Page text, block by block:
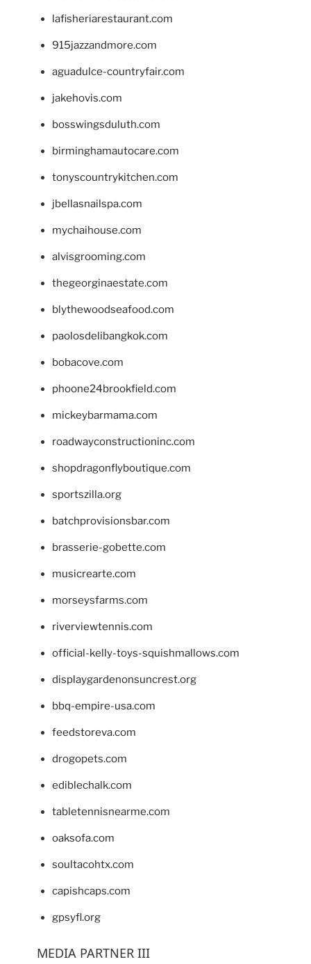
lafisheriarestaurant.com
915jazzandmore.com
aguadulce-countryfair.com
jakehovis.com
bosswingsduluth.com
birminghamautocare.com
tonyscountrykitchen.com
jbellasnailspa.com
mychaihouse.com
alvisgrooming.com
thegeorginaestate.com
blythewoodseafood.com
paolosdelibangkok.com
bobacove.com
phoone24brookfield.com
mickeybarmama.com
roadwayconstructioninc.com
shopdragonflyboutique.com
sportszilla.org
batchprovisionsbar.com
brasserie-gobette.com
musicrearte.com
morseysfarms.com
riverviewtennis.com
official-kelly-toys-squishmallows.com
displaygardenonsuncrest.org
bbq-empire-usa.com
feedstoreva.com
drogopets.com
ediblechalk.com
tabletennisnearme.com
oaksofa.com
soultacohtx.com
capishcaps.com
gpsyfl.org
MEDIA PARTNER III